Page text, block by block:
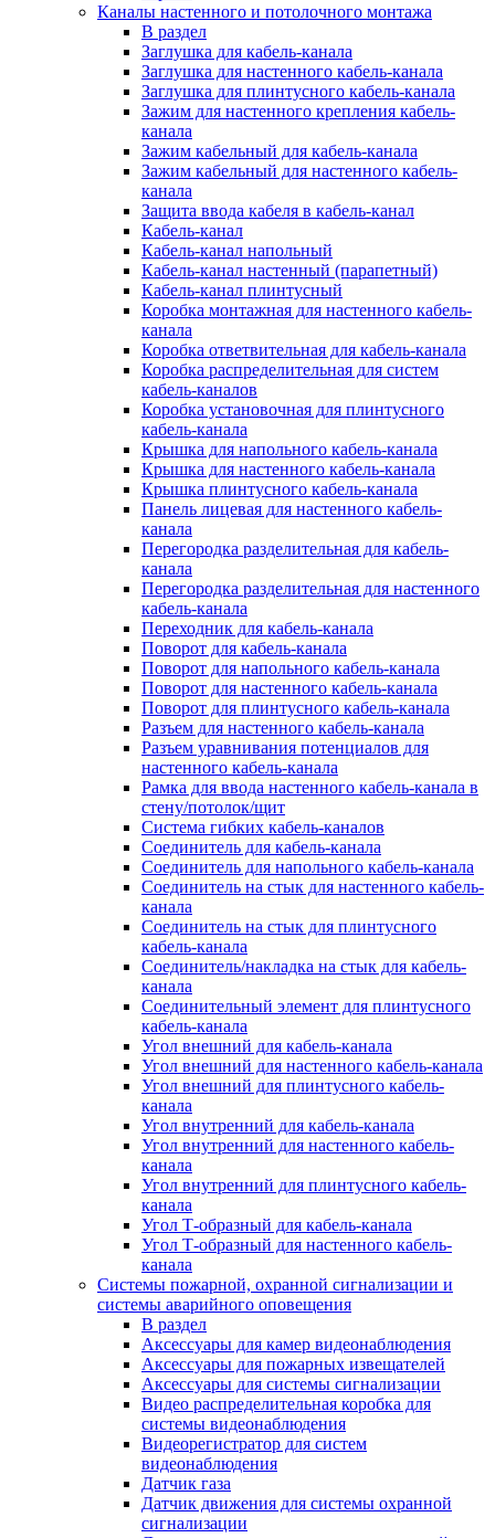
Каналы настенного и потолочного монтажа
В раздел
Заглушка для кабель-канала
Заглушка для настенного кабель-канала
Заглушка для плинтусного кабель-канала
Зажим для настенного крепления кабель-
канала
Зажим кабельный для кабель-канала
Зажим кабельный для настенного кабель-
канала
Защита ввода кабеля в кабель-канал
Кабель-канал
Кабель-канал напольный
Кабель-канал настенный (парапетный)
Кабель-канал плинтусный
Коробка монтажная для настенного кабель-
канала
Коробка ответвительная для кабель-канала
Коробка распределительная для систем
кабель-каналов
Коробка установочная для плинтусного
кабель-канала
Крышка для напольного кабель-канала
Крышка для настенного кабель-канала
Крышка плинтусного кабель-канала
Панель лицевая для настенного кабель-
канала
Перегородка разделительная для кабель-
канала
Перегородка разделительная для настенного
кабель-канала
Переходник для кабель-канала
Поворот для кабель-канала
Поворот для напольного кабель-канала
Поворот для настенного кабель-канала
Поворот для плинтусного кабель-канала
Разъем для настенного кабель-канала
Разъем уравнивания потенциалов для
настенного кабель-канала
Рамка для ввода настенного кабель-канала в
стену/потолок/щит
Система гибких кабель-каналов
Соединитель для кабель-канала
Соединитель для напольного кабель-канала
Соединитель на стык для настенного кабель-
канала
Соединитель на стык для плинтусного
кабель-канала
Соединитель/накладка на стык для кабель-
канала
Соединительный элемент для плинтусного
кабель-канала
Угол внешний для кабель-канала
Угол внешний для настенного кабель-канала
Угол внешний для плинтусного кабель-
канала
Угол внутренний для кабель-канала
Угол внутренний для настенного кабель-
канала
Угол внутренний для плинтусного кабель-
канала
Угол Т-образный для кабель-канала
Угол Т-образный для настенного кабель-
канала
Системы пожарной, охранной сигнализации и
системы аварийного оповещения
В раздел
Аксессуары для камер видеонаблюдения
Аксессуары для пожарных извещателей
Аксессуары для системы сигнализации
Видео распределительная коробка для
системы видеонаблюдения
Видеорегистратор для систем
видеонаблюдения
Датчик газа
Датчик движения для системы охранной
сигнализации